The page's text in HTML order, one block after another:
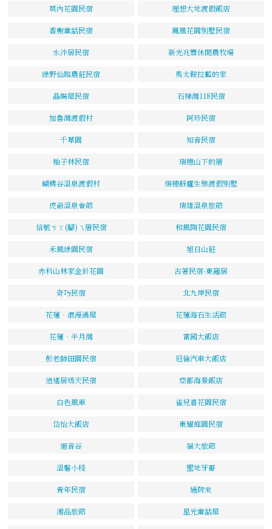
莫內花園民宿 理想大地渡假飯店
香榭童話民宿 鳳凰花園別墅民宿
水泮居民宿 新光兆豐休閒農牧場
綠野仙蹤農莊民宿 馬太鞍拉藍的家
晶暘屋民宿 石梯灣118民宿
加魯灣渡假村 阿珍民宿
千草園 知音民宿
柚子林民宿 瑞穗山下的厝
蝴蝶谷溫泉渡假村 瑞穗靜廬生態渡假別墅
虎爺溫泉會館 瑞雄溫泉旅館
信號ㄎㄚ(腳)ㄟ厝民宿 和風陶花園民宿
禾風綠園民宿 旭日山莊
赤科山林家金針花園 古著民宿-東籬居
奇巧民宿 北九岸民宿
花蓮‧浪漫滿屋 花蓮海石生活館
花蓮‧半月灣 富國大飯店
彭老師田園民宿 冠倫汽車大飯店
逍遙居透天民宿 亞都海景飯店
白色風車 雀兒喜花園民宿
岱怡大飯店 東耀庭園民宿
迴音谷 福大旅館
溫馨小棧 聖地牙哥
青年民宿 過院來
湘品旅館 星光童話屋